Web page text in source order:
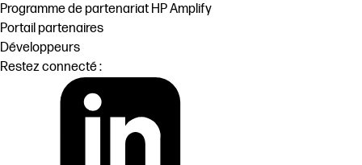
Programme de partenariat HP Amplify
Portail partenaires
Développeurs
Restez connecté :